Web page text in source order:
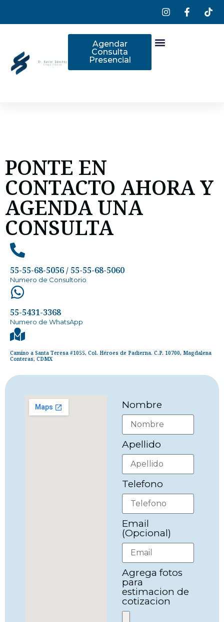
Agendar
Consulta
Presencial
PONTE EN
CONTACTO AHORA Y
AGENDA UNA
CONSULTA
55-55-68-5056 / 55-55-68-5060
Numero de Consultorio
55-5431-3368
Numero de WhatsApp
Camino a Santa Teresa #1055, Col. Héroes de Padierna. C.P. 10700, Magdalena
Conteras, CDMX
Nombre
Apellido
Telefono
Email
(Opcional)
Agrega fotos
para
estimacion de
cotizacion